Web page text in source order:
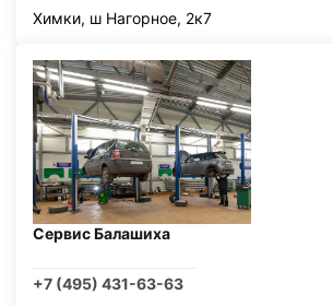
Химки, ш Нагорное, 2к7
Сервис Балашиха
+7 (495) 431-63-63